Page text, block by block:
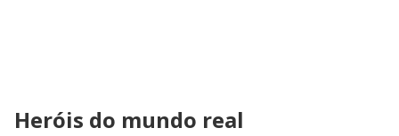
Heróis do mundo real